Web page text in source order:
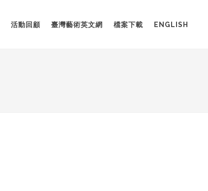
活動回顧 臺灣藝術英文網 檔案下載 ENGLISH